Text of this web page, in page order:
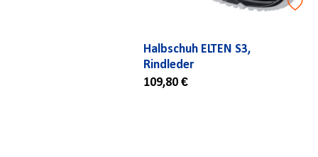
Halbschuh ELTEN S3,